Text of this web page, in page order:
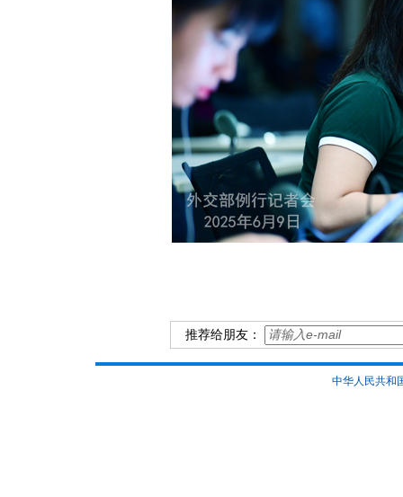
推荐给朋友：
中华人民共和